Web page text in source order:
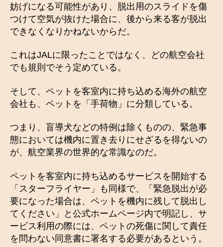
妨げになる可能性があり、脱出用のスライドを傷
つけて空気が抜けた場合に、後から来る客が脱出
できなくなりかねないからだ。
これはJALに限ったことではなく、どの航空会社
でも規則でそう定めている。
そして、ペットを客室内に持ち込める海外の航空
会社も、ペットを「手荷物」に分類している。
つまり、盲導犬などの特例は除くものの、緊急事
態においては機内に置き去りにせざるを得ないの
が、航空業界の世界的な常識なのだ。
ペットを客室内に持ち込めるサービスを開始する
「スターフライヤー」も同様で、「緊急脱出が必
要になった場合は、ペットを機内に残して脱出し
てください」と公式ホームページ内で明記し、サ
ービス利用の際には、ペットの死傷に関して責任
を問わない同意書に署名する必要があるという。